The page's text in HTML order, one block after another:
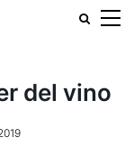
del vino